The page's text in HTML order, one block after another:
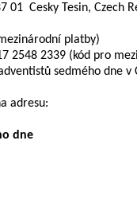
01 Cesky Tesin, Czech
platby)
2548 2339 (kód pro
sedmého dne v
adresu:
dne